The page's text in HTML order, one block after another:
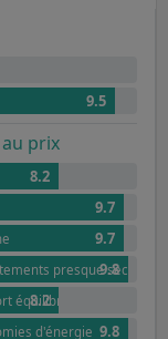
9.5
prix
8.2
9.7
9.7
presque secs
9.8
équilibré
8.2
d'énergie 9.8